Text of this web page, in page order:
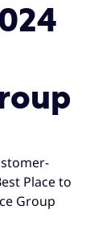
Place to
Group